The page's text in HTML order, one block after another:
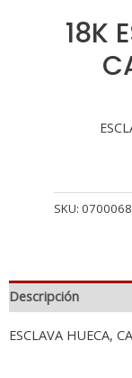
18K
SKU:
Descripción
ESCLAVA HUECA,